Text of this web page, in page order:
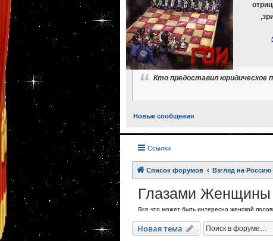
Кто предоставил юридическое
Новые сообщения
Ссылки
Список форумов Взгляд на Россию
Глазами Женщины
Все что может быть интересно женской
Новая тема